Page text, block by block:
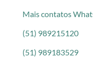
Mais contatos
(51) 989215120
(51) 989183529